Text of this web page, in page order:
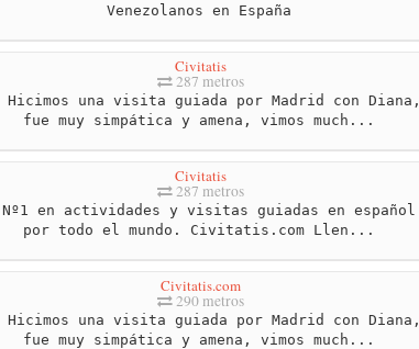
Venezolanos en España
Civitatis
287 metros
Hicimos una visita guiada por Madrid con Diana,
fue muy simpática y amena, vimos much...
Civitatis
287 metros
Nº1 en actividades y visitas guiadas en español
por todo el mundo. Civitatis.com Llen...
Civitatis.com
290 metros
Hicimos una visita guiada por Madrid con Diana,
fue muy simpática y amena, vimos much...